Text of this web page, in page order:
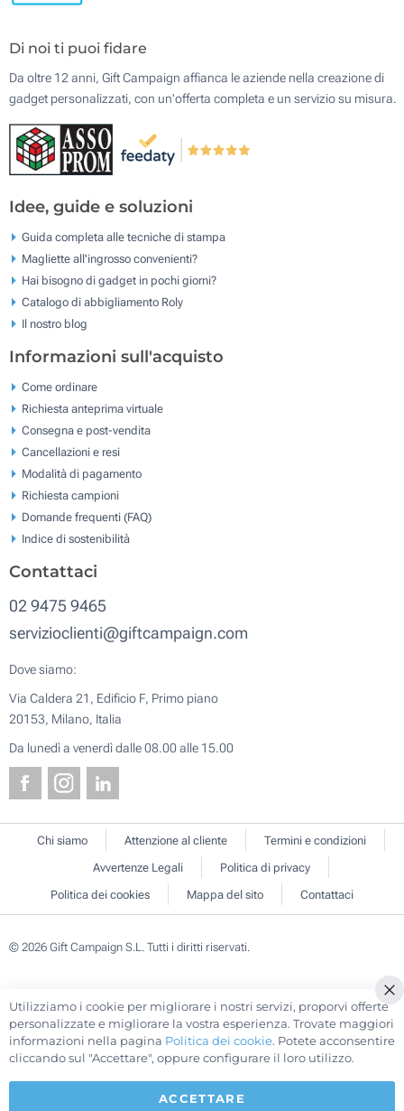
Di noi ti puoi fidare
Da oltre 12 anni, Gift Campaign affianca le aziende nella creazione di
gadget personalizzati, con un'offerta completa e un servizio su misura.
Idee, guide e soluzioni
Guida completa alle tecniche di stampa
Magliette all'ingrosso convenienti?
Hai bisogno di gadget in pochi giorni?
Catalogo di abbigliamento Roly
Il nostro blog
Informazioni sull'acquisto
Come ordinare
Richiesta anteprima virtuale
Consegna e post-vendita
Cancellazioni e resi
Modalità di pagamento
Richiesta campioni
Domande frequenti (FAQ)
Indice di sostenibilità
Contattaci
02 9475 9465
servizioclienti@giftcampaign.com
Dove siamo:
Via Caldera 21, Edificio F, Primo piano
20153, Milano, Italia
Da lunedì a venerdì dalle 08.00 alle 15.00
Chi siamo Attenzione al cliente
Termini e condizioni
Avvertenze Legali
Politica di privacy
Politica dei cookies
Mappa del sito Contattaci
© 2026 Gift Campaign S.L. Tutti i diritti riservati.
Utilizziamo i cookie per migliorare i nostri servizi, proporvi offerte
personalizzate e migliorare la vostra esperienza. Trovate maggiori
informazioni nella pagina Politica dei cookie. Potete acconsentire
cliccando sul "Accettare", oppure configurare il loro utilizzo.
ACCETTARE